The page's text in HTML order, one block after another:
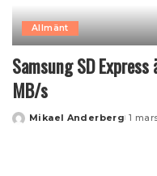
Allmänt
Samsung SD
MB/s
Posted
Mikael Anderberg 1